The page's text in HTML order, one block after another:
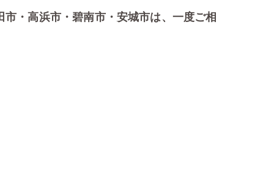
・高浜市・碧南市・安城市は、一度ご相